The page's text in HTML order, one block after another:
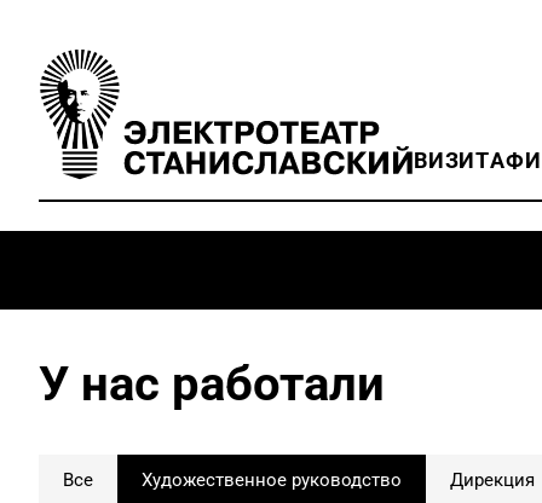
ВИЗИТ
У нас работали
Все Художественное руководство Дирекция